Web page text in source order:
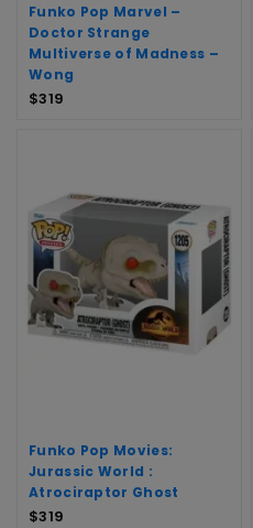
Funko Pop Marvel –
Doctor Strange
Multiverse of Madness –
Wong
$319
Funko Pop Movies:
Jurassic World :
Atrociraptor Ghost
$319